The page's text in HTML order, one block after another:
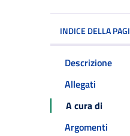
INDICE DELLA
Descrizione
Allegati
A cura di
Argomenti